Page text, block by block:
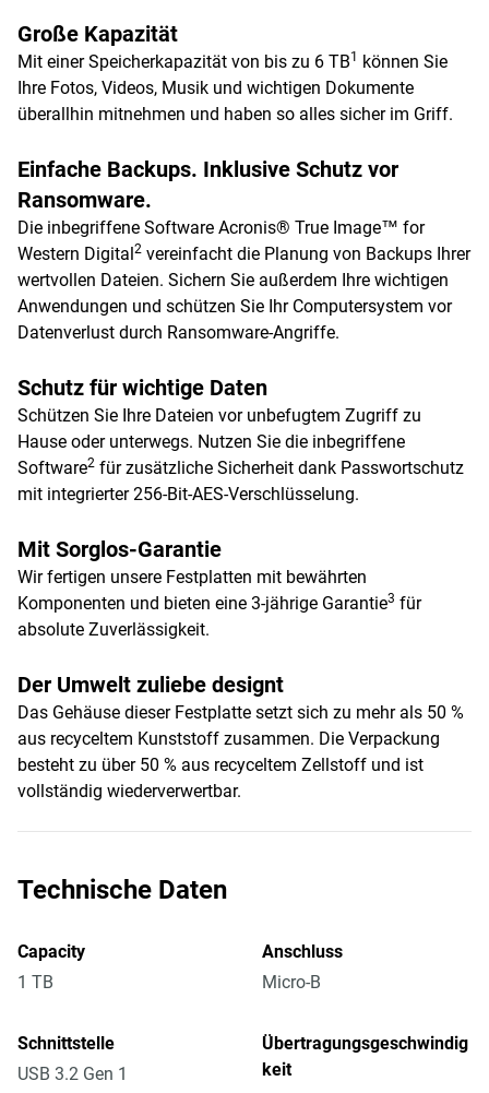
Große Kapazität
Mit einer Speicherkapazität von bis zu 6 TB1
können Sie
Ihre Fotos, Videos, Musik und wichtigen Dokumente
überallhin mitnehmen und haben so alles sicher im Griff.
Einfache Backups. Inklusive Schutz vor
Ransomware.
Die inbegriffene Software Acronis® True Image™ for
Western Digital2 vereinfacht die Planung von Backups Ihrer
wertvollen Dateien. Sichern Sie außerdem Ihre wichtigen
Anwendungen und schützen Sie Ihr Computersystem vor
Datenverlust durch Ransomware-Angriffe.
Schutz für wichtige Daten
Schützen Sie Ihre Dateien vor unbefugtem Zugriff zu
Hause oder unterwegs. Nutzen Sie die inbegriffene
Software2 für zusätzliche Sicherheit dank Passwortschutz
mit integrierter 256-Bit-AES-Verschlüsselung.
Mit Sorglos-Garantie
Wir fertigen unsere Festplatten mit bewährten
Komponenten und bieten eine 3-jährige Garantie3 für
absolute Zuverlässigkeit.
Der Umwelt zuliebe designt
Das Gehäuse dieser Festplatte setzt sich zu mehr als 50 %
aus recyceltem Kunststoff zusammen. Die Verpackung
besteht zu über 50 % aus recyceltem Zellstoff und ist
vollständig wiederverwertbar.
Technische Daten
Capacity
1 TB
Anschluss
Micro-B
Schnittstelle
USB 3.2 Gen 1
Übertragungsgeschwindig
keit